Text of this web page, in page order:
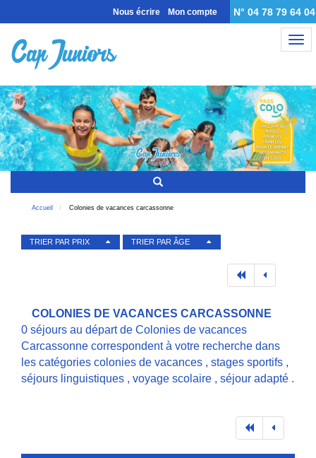
Nous écrire Mon compte N° 04 78 79 64 04
Accueil Colonies de vacances carcassonne
TRIER PAR PRIX TRIER PAR ÂGE
COLONIES DE VACANCES CARCASSONNE
0 séjours au départ de Colonies de vacances
Carcassonne correspondent à votre recherche dans
les catégories colonies de vacances , stages sportifs ,
séjours linguistiques , voyage scolaire , séjour adapté .